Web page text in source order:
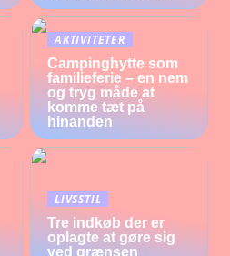
AKTIVITETER
Campinghytte som
familieferie – en nem
og tryg måde at
komme tæt på
hinanden
LIVSSTIL
Tre indkøb der er
oplagte at gøre sig
ved grænsen